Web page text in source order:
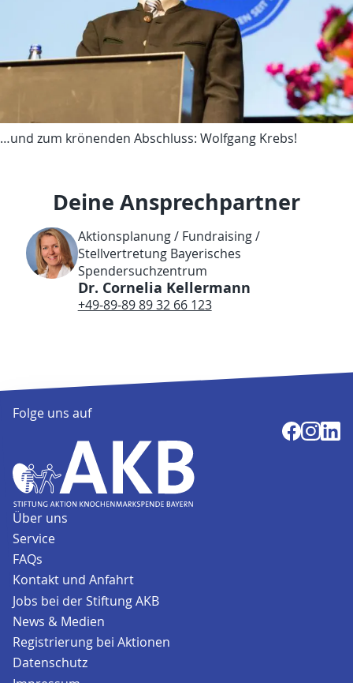
…und zum krönenden Abschluss: Wolfgang Krebs!
Deine Ansprechpartner
Aktionsplanung / Fundraising /
Stellvertretung Bayerisches
Spendersuchzentrum
Dr. Cornelia Kellermann
+49-89-89 89 32 66 123
Folge uns auf
Über uns
Service
FAQs
Kontakt und Anfahrt
Jobs bei der Stiftung AKB
News & Medien
Registrierung bei Aktionen
Datenschutz